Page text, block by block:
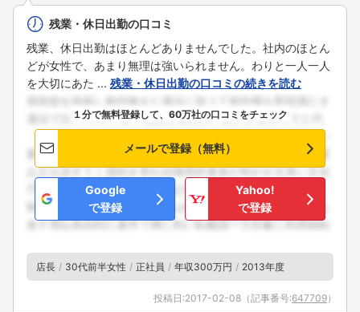
残業・休日出勤の口コミ
残業、休日出勤はほとんどありませんでした。社内のほとん
どが女性で、あまり無理は強いられません。わりと一人一人
を大切にあた ... 残業・休日出勤の口コミの続きを読む
１分で無料登録して、60万社の口コミをチェック
メールで登録（無料）
Google
で登録
Yahoo!
で登録
店長 30代前半女性 正社員 年収300万円 2013年度
投稿日:2017-02-08 （記事番号:647709）